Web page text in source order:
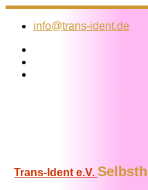
Zum
Inhalt
info@trans-ident.de
Trans-Ident e.V.